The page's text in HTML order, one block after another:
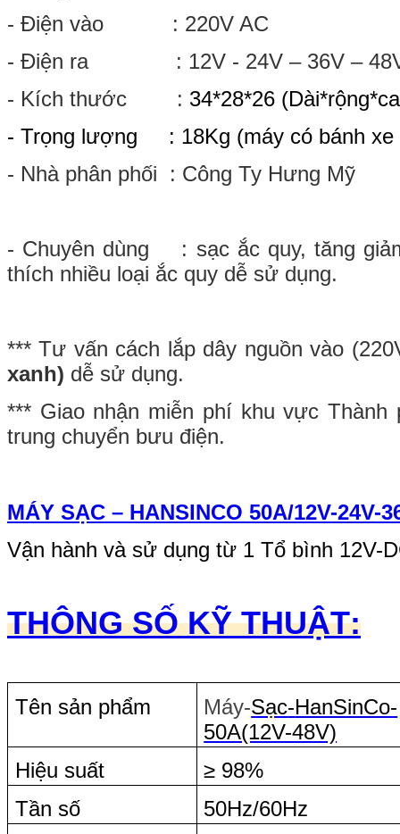
- Điện vào : 220V AC
- Điện ra : 12V - 24V – 36V –
- Kích thước : 34*28*26
- Trọng lượng : 18Kg (máy có bánh xe
- Nhà phân phối : Công Ty Hưng Mỹ
- Chuyên dùng : sạc ắc quy, tăng
thích nhiều loại ắc quy dễ sử dụng.
*** Tư vấn cách lắp dây nguồn vào
xanh) dễ sử dụng.
*** Giao nhận miễn phí khu vực
trung chuyển bưu điện.
MÁY SẠC – HANSINCO 50A/12V-24V-
Vận hành và sử dụng từ 1 Tổ bình 12V-
THÔNG SỐ KỸ THUẬT:
Tên sản phẩm Máy-Sạc-HanSinCo-
50A(12V-48V)
Hiệu suất
≥ 98%
Tần số
50Hz/60Hz